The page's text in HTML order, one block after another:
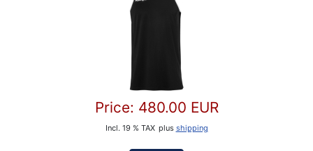
Price: 480.00 EUR
Incl. 19 % TAX plus shipping